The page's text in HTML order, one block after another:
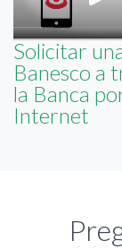
Solicitar
Banesco a
la Banca
Internet